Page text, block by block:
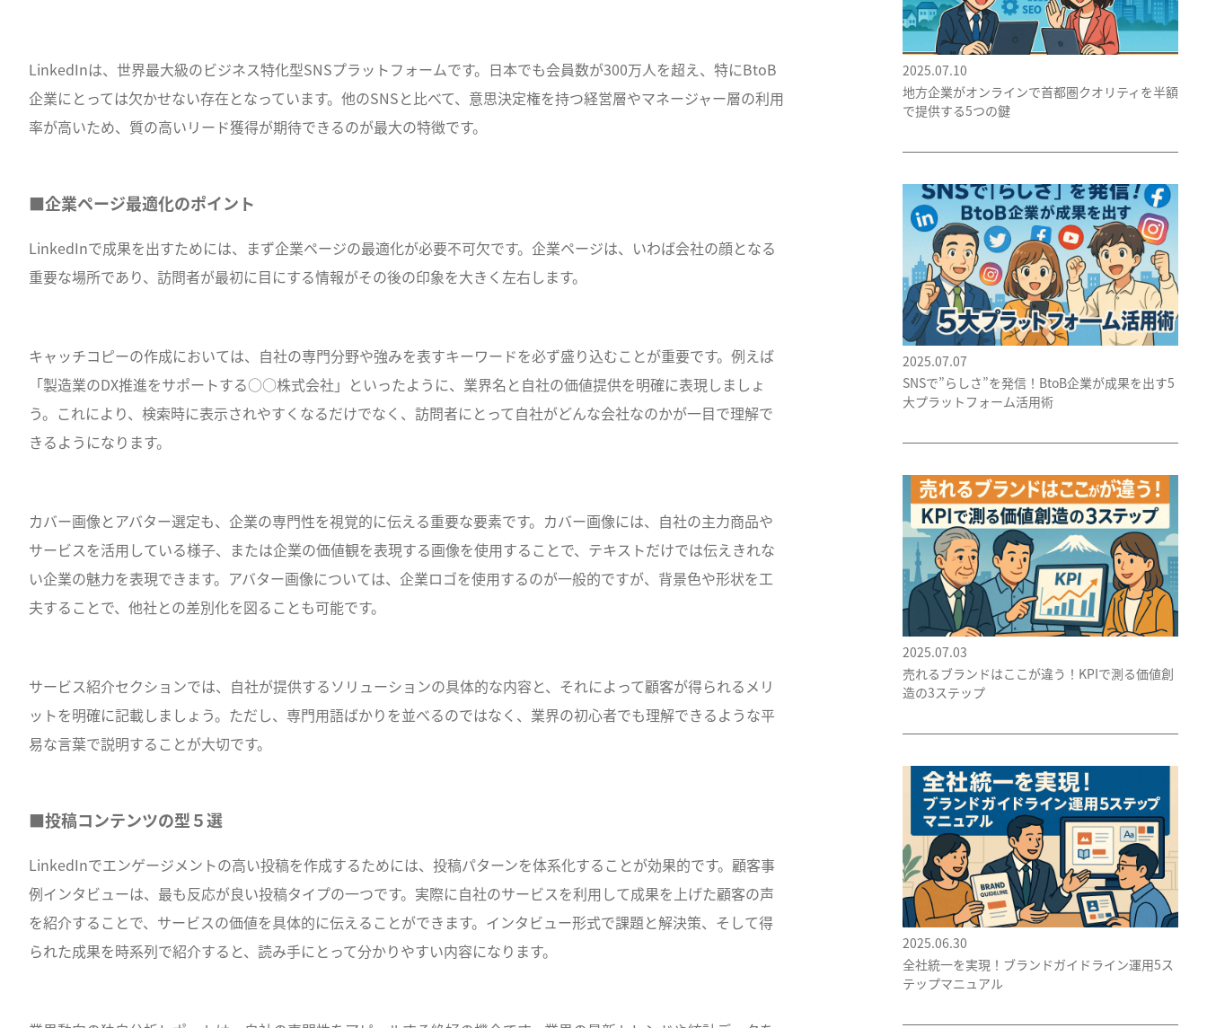
LinkedInは、世界最大級のビジネス特化型SNSプラットフォームです。日本でも会員数が300万人を超え、特にBtoB
企業にとっては欠かせない存在となっています。他のSNSと比べて、意思決定権を持つ経営層やマネージャー層の利用
率が高いため、質の高いリード獲得が期待できるのが最大の特徴です。
■企業ページ最適化のポイント
LinkedInで成果を出すためには、まず企業ページの最適化が必要不可欠です。企業ページは、いわば会社の顔となる
重要な場所であり、訪問者が最初に目にする情報がその後の印象を大きく左右します。
キャッチコピーの作成においては、自社の専門分野や強みを表すキーワードを必ず盛り込むことが重要です。例えば
「製造業のDX推進をサポートする○○株式会社」といったように、業界名と自社の価値提供を明確に表現しましょ
う。これにより、検索時に表示されやすくなるだけでなく、訪問者にとって自社がどんな会社なのかが一目で理解で
きるようになります。
カバー画像とアバター選定も、企業の専門性を視覚的に伝える重要な要素です。カバー画像には、自社の主力商品や
サービスを活用している様子、または企業の価値観を表現する画像を使用することで、テキストだけでは伝えきれな
い企業の魅力を表現できます。アバター画像については、企業ロゴを使用するのが一般的ですが、背景色や形状を工
夫することで、他社との差別化を図ることも可能です。
サービス紹介セクションでは、自社が提供するソリューションの具体的な内容と、それによって顧客が得られるメリ
ットを明確に記載しましょう。ただし、専門用語ばかりを並べるのではなく、業界の初心者でも理解できるような平
易な言葉で説明することが大切です。
■投稿コンテンツの型５選
LinkedInでエンゲージメントの高い投稿を作成するためには、投稿パターンを体系化することが効果的です。顧客事
例インタビューは、最も反応が良い投稿タイプの一つです。実際に自社のサービスを利用して成果を上げた顧客の声
を紹介することで、サービスの価値を具体的に伝えることができます。インタビュー形式で課題と解決策、そして得
られた成果を時系列で紹介すると、読み手にとって分かりやすい内容になります。
2025.07.10
地方企業がオンラインで首都圏クオリティを半額
で提供する5つの鍵
2025.07.07
SNSで”らしさ”を発信！BtoB企業が成果を出す5
大プラットフォーム活用術
2025.07.03
売れるブランドはここが違う！KPIで測る価値創
造の3ステップ
2025.06.30
全社統一を実現！ブランドガイドライン運用5ス
テップマニュアル